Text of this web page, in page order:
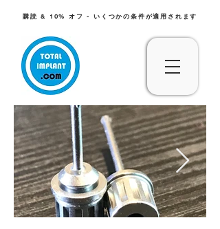
購読 & 10% オフ - いくつかの条件が適用されます